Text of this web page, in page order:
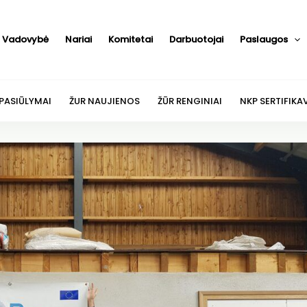
Vadovybė Nariai Komitetai Darbuotojai Paslaugos
ŽUR NAUJIENOS ŽŪR RENGINIAI NKP